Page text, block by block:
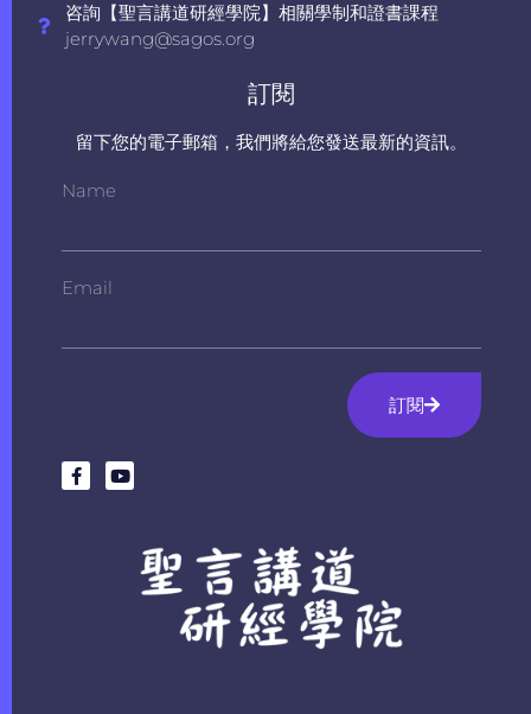
咨詢【聖言講道研經學院】相關學制和證書課程
jerrywang@sagos.org
訂閱
留下您的電子郵箱，我們將給您發送最新的資訊。
Name
Email
訂閱